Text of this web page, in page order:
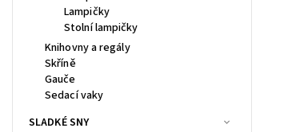
Lampičky
Stolní lampičky
Knihovny a regály
Skříně
Gauče
Sedací vaky
SLADKÉ SNY